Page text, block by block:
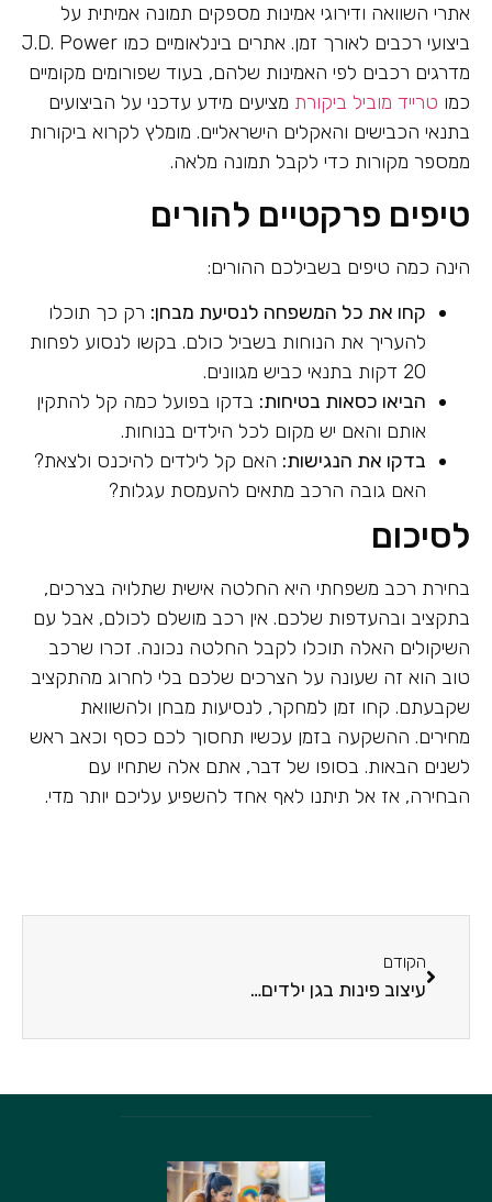
אתרי השוואה ודירוגי אמינות מספקים תמונה אמיתית על
ביצועי רכבים לאורך זמן. אתרים בינלאומיים כמו J.D. Power
מדרגים רכבים לפי האמינות שלהם, בעוד שפורומים מקומיים
כמו טרייד מוביל ביקורת מציעים מידע עדכני על הביצועים
בתנאי הכבישים והאקלים הישראליים. מומלץ לקרוא ביקורות
ממספר מקורות כדי לקבל תמונה מלאה.
טיפים פרקטיים להורים
הינה כמה טיפים בשבילכם ההורים:
קחו את כל המשפחה לנסיעת מבחן: רק כך תוכלו
להעריך את הנוחות בשביל כולם. בקשו לנסוע לפחות
20 דקות בתנאי כביש מגוונים.
הביאו כסאות בטיחות: בדקו בפועל כמה קל להתקין
אותם והאם יש מקום לכל הילדים בנוחות.
בדקו את הנגישות: האם קל לילדים להיכנס ולצאת?
האם גובה הרכב מתאים להעמסת עגלות?
לסיכום
בחירת רכב משפחתי היא החלטה אישית שתלויה בצרכים,
בתקציב ובהעדפות שלכם. אין רכב מושלם לכולם, אבל עם
השיקולים האלה תוכלו לקבל החלטה נכונה. זכרו שרכב
טוב הוא זה שעונה על הצרכים שלכם בלי לחרוג מהתקציב
שקבעתם. קחו זמן למחקר, לנסיעות מבחן ולהשוואת
מחירים. ההשקעה בזמן עכשיו תחסוך לכם כסף וכאב ראש
לשנים הבאות. בסופו של דבר, אתם אלה שתחיו עם
הבחירה, אז אל תיתנו לאף אחד להשפיע עליכם יותר מדי.
הקודם
עיצוב פינות בגן ילדים: רעיונות ליצירת סביבת התפתחות אופטימלית